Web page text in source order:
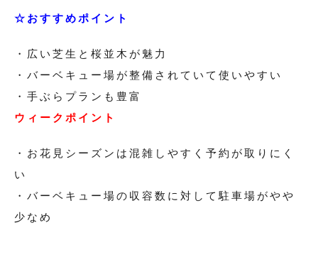
☆おすすめポイント
・広い芝生と桜並木が魅力
・バーベキュー場が整備されていて使いやすい
・手ぶらプランも豊富
ウィークポイント
・お花見シーズンは混雑しやすく予約が取りにく
い
・バーベキュー場の収容数に対して駐車場がやや
少なめ